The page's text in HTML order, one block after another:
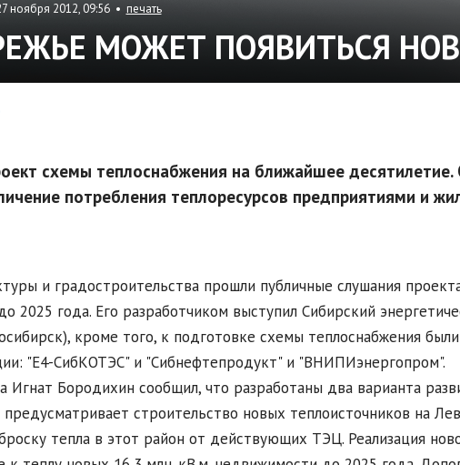
ноября 2012, 09:56 • печать
МОЖЕТ ПОЯВИТЬСЯ
схемы теплоснабжения на ближайшее десятилетие.
потребления теплоресурсов предприятиями и
и градостроительства прошли публичные слушания
2025 года. Его разработчиком выступил Сибирский
кроме того, к подготовке схемы теплоснабжения
"Е4-СибКОТЭС" и "Сибнефтепродукт" и "ВНИПИэнергопром".
Игнат Бородихин сообщил, что разработаны два варианта
строительство новых теплоисточников на
тепла в этот район от действующих ТЭЦ. Реализация